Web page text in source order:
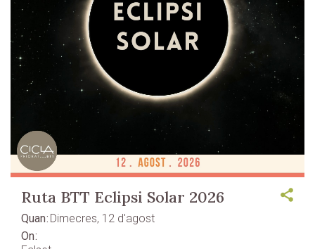
Ruta BTT Eclipsi Solar 2026
Quan Dimecres, 12 d'agost
On